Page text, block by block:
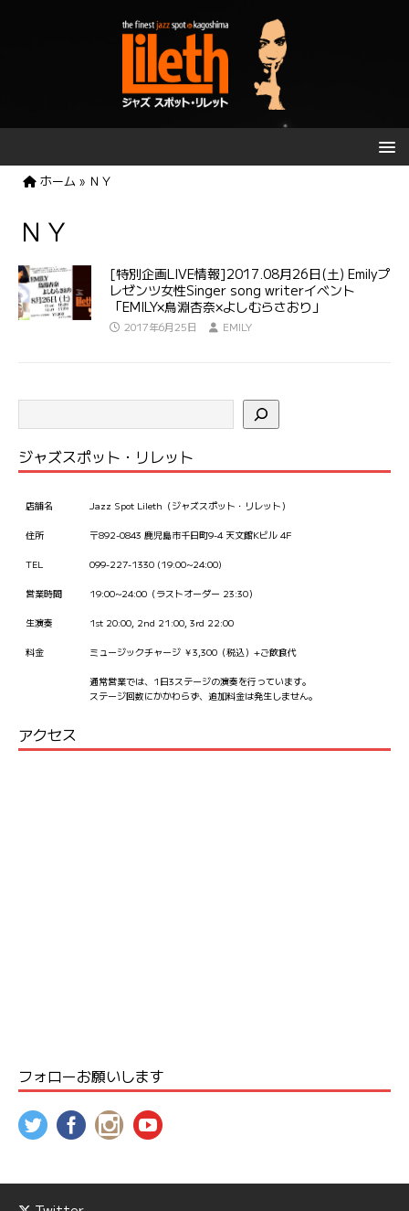
ホーム » ＮＹ
ＮＹ
[特別企画LIVE情報]2017.08月26日(土) Emilyプ
レゼンツ女性Singer song writerイベント
「EMILY×鳥淵杏奈×よしむらさおり」
2017年6月25日 EMILY
ジャズスポット・リレット
店舗名 Jazz Spot Lileth（ジャズスポット・リレット）
住所 〒892-0843 鹿児島市千日町9-4 天文館Kビル 4F
TEL 099-227-1330 (19:00~24:00)
営業時間 19:00~24:00（ラストオーダー 23:30）
生演奏 1st 20:00, 2nd 21:00, 3rd 22:00
料金 ミュージックチャージ ￥3,300（税込）+ご飲食代
通常営業では、1日3ステージの演奏を行っています。
ステージ回数にかかわらず、追加料金は発生しません。
アクセス
フォローお願いします